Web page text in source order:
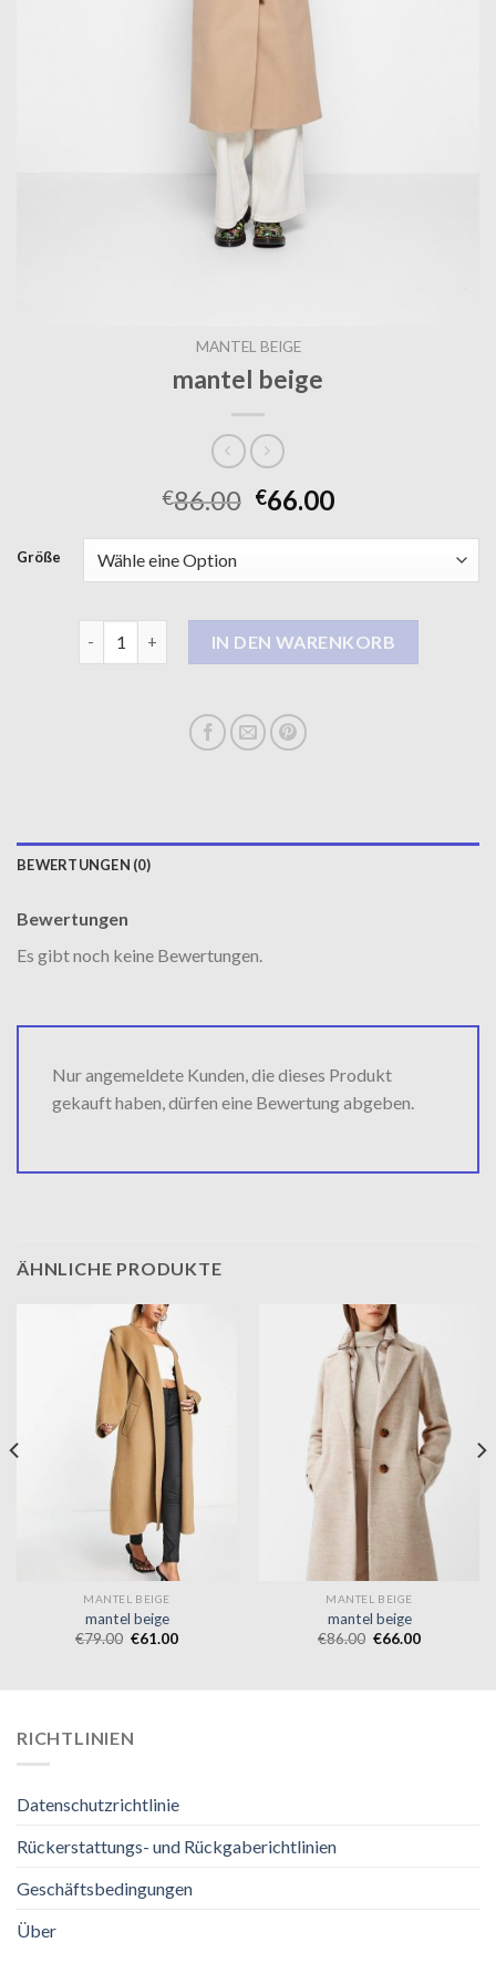
MANTEL BEIGE
mantel beige
€86.00 €66.00
Größe
IN DEN WARENKORB
BEWERTUNGEN (0)
Bewertungen
Es gibt noch keine Bewertungen.
Nur angemeldete Kunden, die dieses Produkt
gekauft haben, dürfen eine Bewertung abgeben.
ÄHNLICHE PRODUKTE
MANTEL BEIGE
mantel beige
€79.00 €61.00
MANTEL BEIGE
mantel beige
€86.00 €66.00
RICHTLINIEN
Datenschutzrichtlinie
Rückerstattungs- und Rückgaberichtlinien
Geschäftsbedingungen
Über